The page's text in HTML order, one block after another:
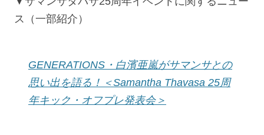
ス（一部紹介）
GENERATIONS・白濱亜嵐がサマンサとの
思い出を語る！＜Samantha Thavasa 25周
年キック・オフプレ発表会＞